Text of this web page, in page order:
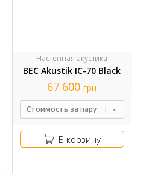
Настенная акустика
BEC Akustik IC-70 Black
67 600 грн
Стоимость за пару
В корзину